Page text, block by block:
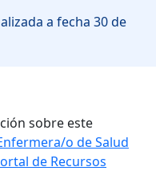
a fecha 30 de
sobre este
o de Salud
de Recursos